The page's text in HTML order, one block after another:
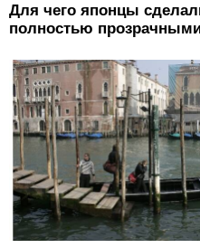
Для чего японцы
полностью